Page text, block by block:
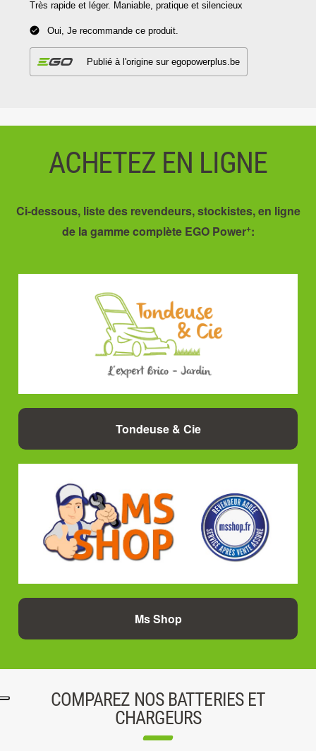
ACHETEZ EN LIGNE
Ci-dessous, liste des revendeurs, stockistes, en ligne
de la gamme complète EGO Power+:
Tondeuse & Cie
Ms Shop
COMPAREZ NOS BATTERIES ET
CHARGEURS